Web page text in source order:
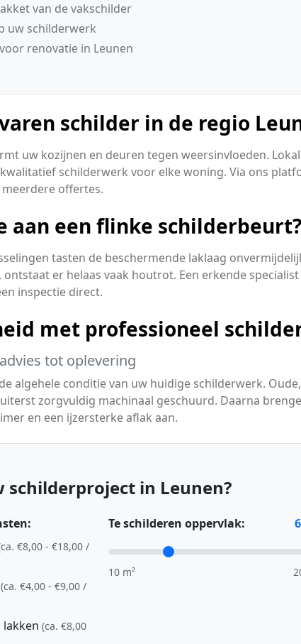
van de vakschilder
uw schilderwerk
renovatie in Leunen
schilder in de regio
uw kozijnen en deuren tegen weersinvloeden.
schilderwerk voor elke woning. Via ons
offertes.
aan een flinke schilderbeurt?
tasten de beschermende laklaag
er helaas vaak houtrot. Een erkende
inspectie direct.
met professioneel
tot oplevering
algehele conditie van uw huidige schilderwerk. Oude,
zorgvuldig machinaal geschuurd. Daarna
en een ijzersterke aflak aan.
schilderproject in Leunen?
€8,00 - €18,00 /
(ca. €4,00 - €9,00 /
(ca. €8,00
Te schilderen oppervlak:
10 m²